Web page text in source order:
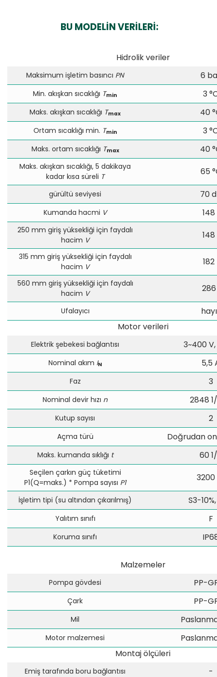
BU MODELİN VERİLERİ:
Hidrolik veriler
Maksimum işletim basıncı PN 6
Min. akışkan sıcaklığı Tmin 3
Maks. akışkan sıcaklığı Tmax 40
Ortam sıcaklığı min. Tmin 3
Maks. ortam sıcaklığı Tmax 40
Maks. akışkan sıcaklığı, 5 dakikaya
kadar kısa süreli T 65
gürültü seviyesi 70
Kumanda hacmi V 148
250 mm giriş yüksekliği için faydalı
hacim V 148
315 mm giriş yüksekliği için faydalı
hacim V 182
560 mm giriş yüksekliği için faydalı
hacim V
Ufalayıcı
Motor verileri
Elektrik şebekesi bağlantısı 3~400
Nominal akım IN 5,5
Faz 3
Nominal devir hızı n 2848
Kutup sayısı 2
Açma türü Doğrudan
Maks. kumanda sıklığı t 60
Seçilen çarkın güç tüketimi
P1(Q=maks.) * Pompa sayısı P1 3200
İşletim tipi (su altından çıkarılmış) S3-
Yalıtım sınıfı F
Koruma sınıfı
Malzemeler
Pompa gövdesi PP-
Çark PP-
Mil
Motor malzemesi
Montaj ölçüleri
Emiş tarafında boru bağlantısı -